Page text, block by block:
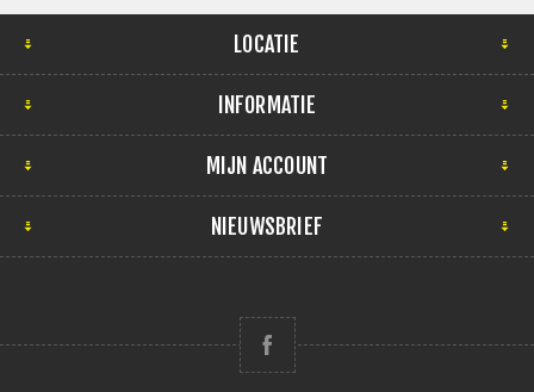
LOCATIE
INFORMATIE
MIJN ACCOUNT
NIEUWSBRIEF